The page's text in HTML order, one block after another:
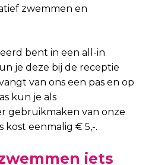
zwemmen en
bent in een all-in
je deze bij de receptie
van ons een pas en op
kun je als
gebruikmaken van onze
kost eenmalig € 5,-.
iets